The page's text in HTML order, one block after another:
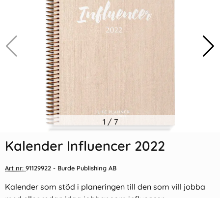
1 / 7
Kalender Influencer 2022
Art nr: 91129922 - Burde Publishing AB
Kalender som stöd i planeringen till den som vill jobba